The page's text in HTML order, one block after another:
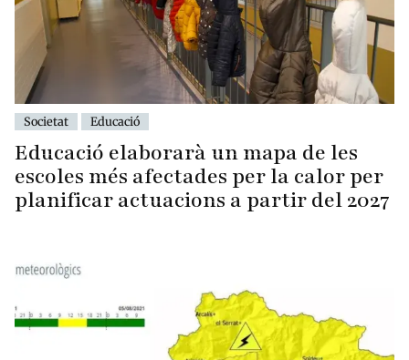
Societat Educació
Educació elaborarà un mapa de les
escoles més afectades per la calor per
planificar actuacions a partir del 2027